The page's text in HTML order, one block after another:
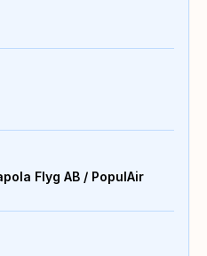
Flyg AB / PopulAir